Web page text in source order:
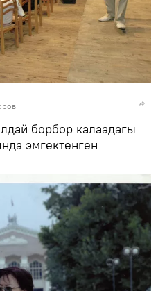
борбор калаадагы
эмгектенген